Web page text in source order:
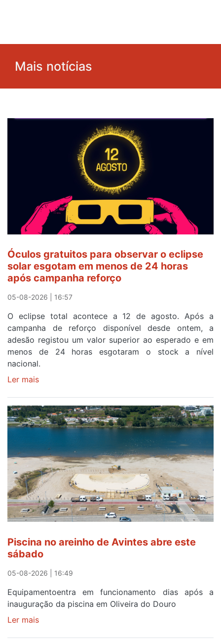
Mais notícias
Óculos gratuitos para observar o eclipse
solar esgotam em menos de 24 horas
após campanha reforço
05-08-2026 | 16:57
O eclipse total acontece a 12 de agosto. Após a
campanha de reforço disponível desde ontem, a
adesão registou um valor superior ao esperado e em
menos de 24 horas esgotaram o stock a nível
nacional.
Ler mais
gratuitos
para
observar
eclipse
solar
esgotam
em
menos
de
24
após
campanha
reforço
Piscina no areinho de Avintes abre este
sábado
05-08-2026 | 16:49
Equipamentoentra em funcionamento dias após a
inauguração da piscina em Oliveira do Douro
Ler mais